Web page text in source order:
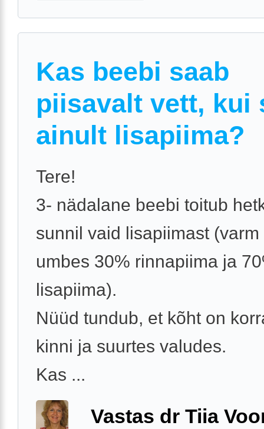
Kas beebi saab
piisavalt vett, kui
ainult lisapiima?
Tere!
3- nädalane beebi toitub
sunnil vaid lisapiimast (varm
umbes 30% rinnapiima ja
lisapiima).
Nüüd tundub, et kõht on
kinni ja suurtes valudes.
Kas ...
Vastas dr Tiia